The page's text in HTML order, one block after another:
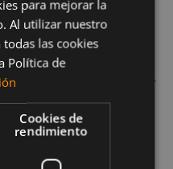
es posible apreciar
combinan varios
a que no se
excepcionales.
para mejorar la
Al utilizar nuestro
las cookies
Política de
Cookies de
rendimiento